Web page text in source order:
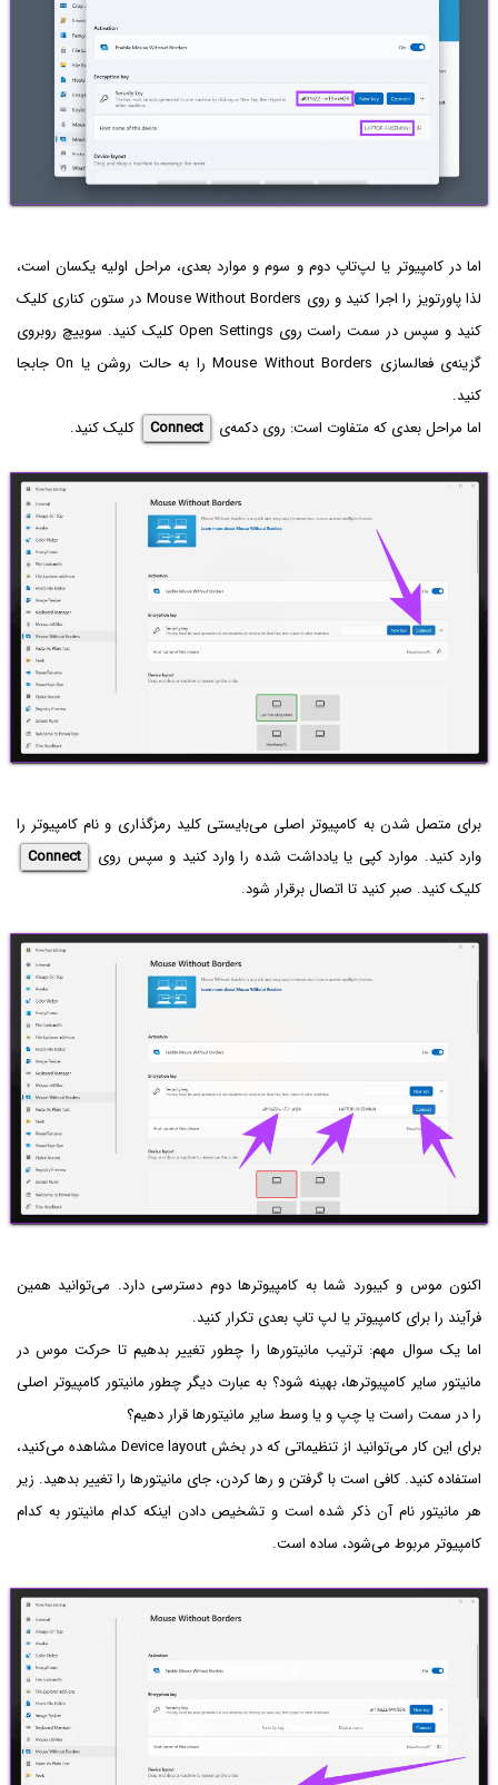
اما در کامپیوتر یا لپ‌تاپ دوم و سوم و موارد بعدی، مراحل اولیه یکسان است،
لذا پاورتویز را اجرا کنید و روی Mouse Without Borders در ستون کناری کلیک
کنید و سپس در سمت راست روی Open Settings کلیک کنید. سوییچ روبروی
گزینه‌ی فعالسازی Mouse Without Borders را به حالت روشن یا On جابجا
کنید.
اما مراحل بعدی که متفاوت است: روی دکمه‌ی
Connect کلیک کنید.
برای متصل شدن به کامپیوتر اصلی می‌بایستی کلید رمزگذاری و نام کامپیوتر را
وارد کنید. موارد کپی یا یادداشت شده را وارد کنید و سپس روی
Connect
کلیک کنید. صبر کنید تا اتصال برقرار شود.
اکنون موس و کیبورد شما به کامپیوترها دوم دسترسی دارد. می‌توانید همین
فرآیند را برای کامپیوتر یا لپ تاپ بعدی تکرار کنید.
اما یک سوال مهم: ترتیب مانیتورها را چطور تغییر بدهیم تا حرکت موس در
مانیتور سایر کامپیوترها، بهینه شود؟ به عبارت دیگر چطور مانیتور کامپیوتر اصلی
را در سمت راست یا چپ و یا وسط سایر مانیتورها قرار دهیم؟
برای این کار می‌توانید از تنظیماتی که در بخش Device layout مشاهده می‌کنید،
استفاده کنید. کافی است با گرفتن و رها کردن، جای مانیتورها را تغییر بدهید. زیر
هر مانیتور نام آن ذکر شده است و تشخیص دادن اینکه کدام مانیتور به کدام
کامپیوتر مربوط می‌شود، ساده است.